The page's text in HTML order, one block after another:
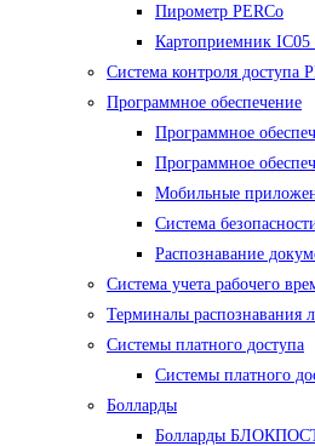
Пирометр PERCo
Картоприемник IC05
Система контроля доступа
Программное обеспечение
Программное
Программное
Мобильные
Система
Распознавание
Система учета рабочего
Терминалы распознавания
Cистемы платного доступа
Системы платного
Болларды
Болларды